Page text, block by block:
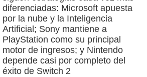
diferenciadas: Microsoft apuesta
por la nube y la Inteligencia
Artificial; Sony mantiene a
PlayStation como su principal
motor de ingresos; y Nintendo
depende casi por completo del
éxito de Switch 2